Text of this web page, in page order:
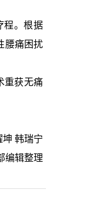
程。根据
腰痛困扰
重获无痛
韩瑞宁
编辑整理